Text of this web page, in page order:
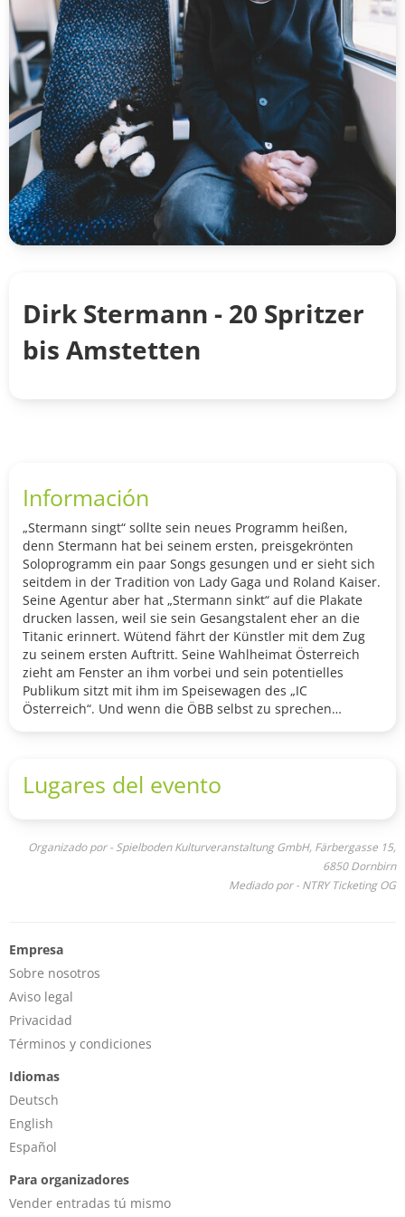
Dirk Stermann - 20 Spritzer
bis Amstetten
Información
„Stermann singt“ sollte sein neues Programm heißen,
denn Stermann hat bei seinem ersten, preisgekrönten
Soloprogramm ein paar Songs gesungen und er sieht sich
seitdem in der Tradition von Lady Gaga und Roland Kaiser.
Seine Agentur aber hat „Stermann sinkt“ auf die Plakate
drucken lassen, weil sie sein Gesangstalent eher an die
Titanic erinnert. Wütend fährt der Künstler mit dem Zug
zu seinem ersten Auftritt. Seine Wahlheimat Österreich
zieht am Fenster an ihm vorbei und sein potentielles
Publikum sitzt mit ihm im Speisewagen des „IC
Österreich“. Und wenn die ÖBB selbst zu sprechen
Lugares del evento
Organizado por - Spielboden Kulturveranstaltung GmbH, Färbergasse 15,
6850 Dornbirn
Mediado por - NTRY Ticketing OG
Empresa
Sobre nosotros
Aviso legal
Privacidad
Términos y condiciones
Idiomas
Deutsch
English
Español
Para organizadores
Vender entradas tú mismo